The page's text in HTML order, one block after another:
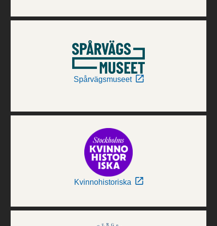
Spårvägsmuseet
Kvinnohistoriska